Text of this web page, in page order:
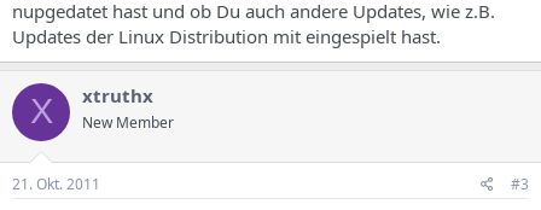
nupgedatet hast und ob Du auch andere Updates, wie z.B.
Updates der Linux Distribution mit eingespielt hast.
X xtruthx
New Member
21. Okt. 2011 #3